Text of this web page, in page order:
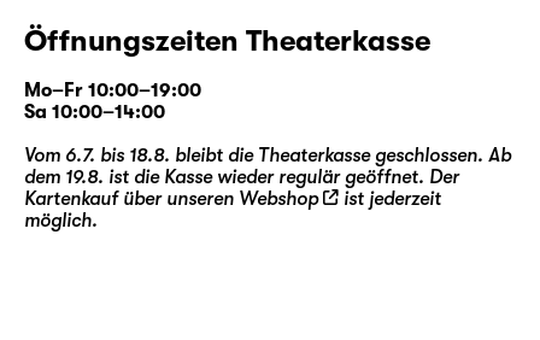
Öffnungszeiten Theaterkasse
Mo–Fr 10:00–19:00
Sa 10:00–14:00
Vom 6.7. bis 18.8. bleibt die Theaterkasse geschlossen. Ab
dem 19.8. ist die Kasse wieder regulär geöffnet. Der
Kartenkauf über unseren Webshop
ist jederzeit
möglich.